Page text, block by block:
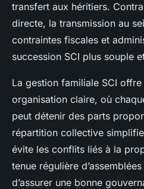
transfert aux héritiers.
directe, la transmission au
contraintes fiscales et
succession SCI plus souple
La gestion familiale SCI
organisation claire, où
peut détenir des parts
répartition collective
évite les conflits liés à la
tenue régulière
d’assurer une bonne